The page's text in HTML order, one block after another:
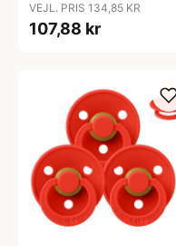
VEJL. PRIS 134,85 KR
107,88 kr